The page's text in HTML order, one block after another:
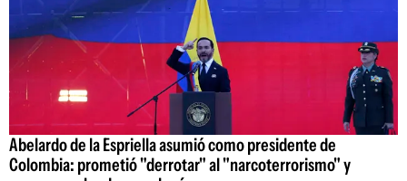
Abelardo de la Espriella asumió como presidente de
Colombia: prometió "derrotar" al "narcoterrorismo" y